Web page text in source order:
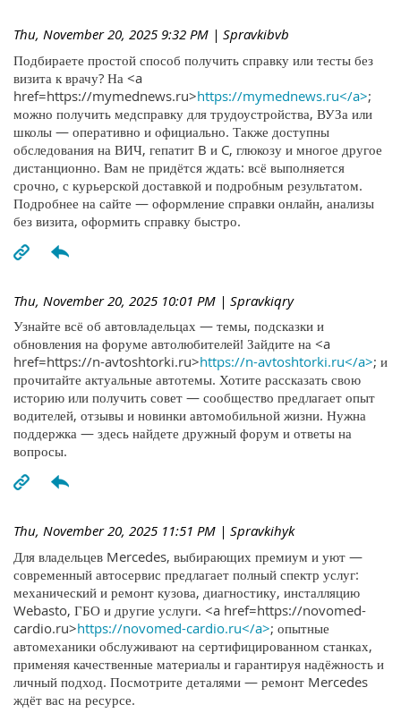
Thu, November 20, 2025 9:32 PM | Spravkibvb
Подбираете простой способ получить справку или тесты без
визита к врачу? На <a
href=https://mymednews.ru>https://mymednews.ru</a>;
можно получить медсправку для трудоустройства, ВУЗа или
школы — оперативно и официально. Также доступны
обследования на ВИЧ, гепатит B и C, глюкозу и многое другое
дистанционно. Вам не придётся ждать: всё выполняется
срочно, с курьерской доставкой и подробным результатом.
Подробнее на сайте — оформление справки онлайн, анализы
без визита, оформить справку быстро.
Thu, November 20, 2025 10:01 PM | Spravkiqry
Узнайте всё об автовладельцах — темы, подсказки и
обновления на форуме автолюбителей! Зайдите на <a
href=https://n-avtoshtorki.ru>https://n-avtoshtorki.ru</a>; и
прочитайте актуальные автотемы. Хотите рассказать свою
историю или получить совет — сообщество предлагает опыт
водителей, отзывы и новинки автомобильной жизни. Нужна
поддержка — здесь найдете дружный форум и ответы на
вопросы.
Thu, November 20, 2025 11:51 PM | Spravkihyk
Для владельцев Mercedes, выбирающих премиум и уют —
современный автосервис предлагает полный спектр услуг:
механический и ремонт кузова, диагностику, инсталляцию
Webasto, ГБО и другие услуги. <a href=https://novomed-
cardio.ru>https://novomed-cardio.ru</a>; опытные
автомеханики обслуживают на сертифицированном станках,
применяя качественные материалы и гарантируя надёжность и
личный подход. Посмотрите деталями — ремонт Mercedes
ждёт вас на ресурсе.